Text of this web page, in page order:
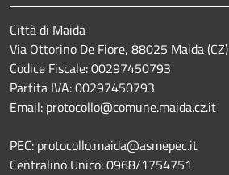
Città di Maida
Via Ottorino De Fiore, 88025 Maida (CZ)
Codice Fiscale: 00297450793
Partita IVA: 00297450793
Email: protocollo@comune.maida.cz.it
PEC: protocollo.maida@asmepec.it
Centralino Unico: 0968/1754751